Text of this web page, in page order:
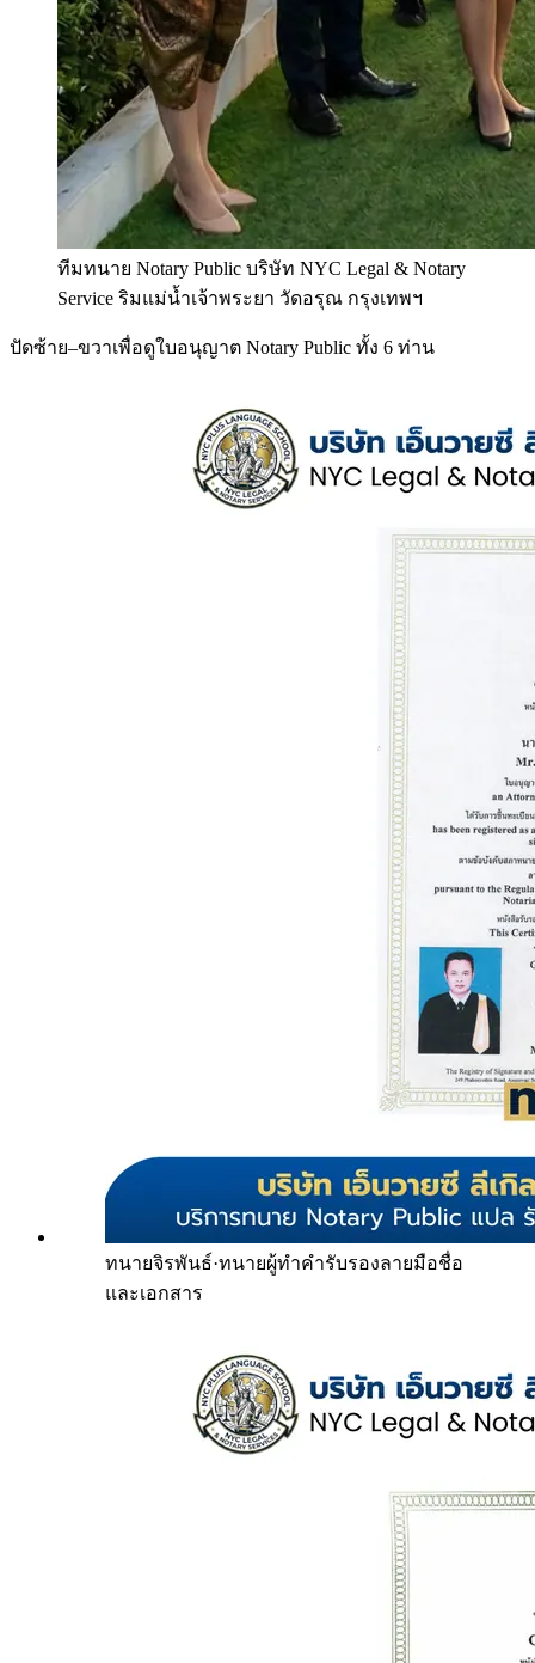
ทีมทนาย Notary Public บริษัท NYC Legal & Notary
Service ริมแม่น้ำเจ้าพระยา วัดอรุณ กรุงเทพฯ
ปัดซ้าย–ขวาเพื่อดูใบอนุญาต Notary Public ทั้ง 6 ท่าน
ทนายจิรพันธ์·ทนายผู้ทำคำรับรองลายมือชื่อ
และเอกสาร